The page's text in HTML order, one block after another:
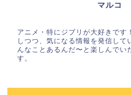
マルコ
アニメ・特にジブリが大好きです
しつつ、気になる情報を発信して
んなことあるんだ〜と楽しんでい
す。